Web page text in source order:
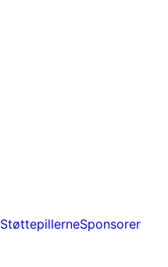
StøttepillerneSponsorer